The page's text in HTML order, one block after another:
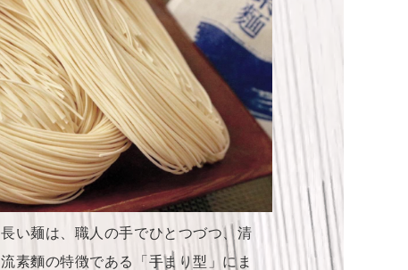
長い麺は、職人の手でひとつづつ、清
流素麵の特徴である「手まり型」にま